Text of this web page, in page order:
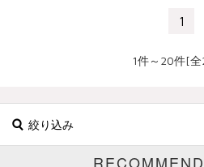
1
1件～20件[
絞り込み